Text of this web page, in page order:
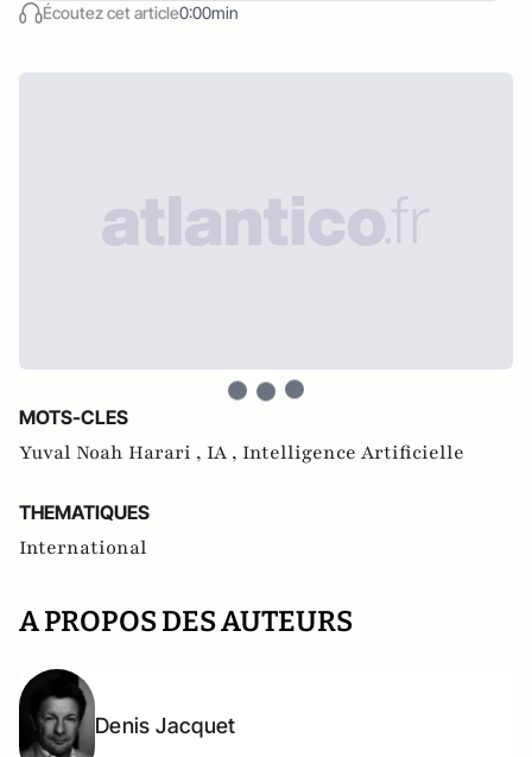
Écoutez cet article0:00min
MOTS-CLES
Yuval Noah Harari , IA , Intelligence Artificielle
THEMATIQUES
International
A PROPOS DES AUTEURS
Denis Jacquet